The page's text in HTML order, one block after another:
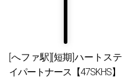
[へファ駅][短期]ハートステ
イパートナース【47SKHS】